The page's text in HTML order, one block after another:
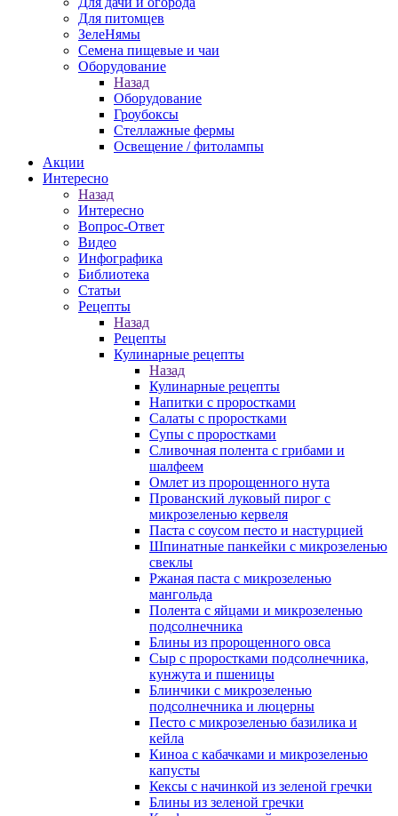
Для питомцев
ЗелеНямы
Семена пищевые и чаи
Оборудование
Назад
Оборудование
Гроубоксы
Стеллажные фермы
Освещение / фитолампы
Акции
Интересно
Назад
Интересно
Вопрос-Ответ
Видео
Инфографика
Библиотека
Статьи
Рецепты
Назад
Рецепты
Кулинарные рецепты
Назад
Кулинарные рецепты
Напитки с проростками
Салаты с проростками
Супы с проростками
Сливочная полента с грибами и
шалфеем
Омлет из пророщенного нута
Прованский луковый пирог с
микрозеленью кервеля
Паста с соусом песто и настурцией
Шпинатные панкейки с микрозеленью
свеклы
Ржаная паста с микрозеленью
мангольда
Полента с яйцами и микрозеленью
подсолнечника
Блины из пророщенного овса
Cыр с проростками подсолнечника,
кунжута и пшеницы
Блинчики с микрозеленью
подсолнечника и люцерны
Песто с микрозеленью базилика и
кейла
Киноа с кабачками и микрозеленью
капусты
Кексы с начинкой из зеленой гречки
Блины из зеленой гречки